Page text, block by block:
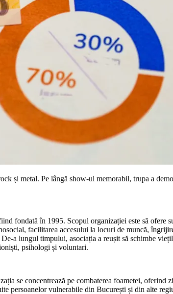
și metal. Pe lângă show-ul memorabil, trupa a
fondată în 1995. Scopul organizației este să
facilitarea accesului la locuri de muncă,
a lungul timpului, asociația a reușit să schimbe
psihologi și voluntari.
se concentrează pe combaterea foametei, oferind
persoanelor vulnerabile din București și din alte